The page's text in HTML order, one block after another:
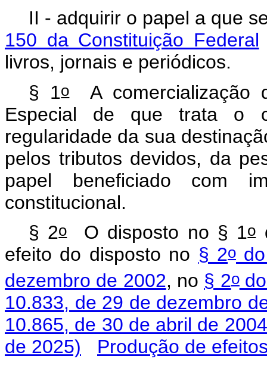
II - adquirir o papel a que
150 da Constituição Federal
livros, jornais e periódicos.
§ 1oA comercialização
Especial de que trata o
regularidade da sua
pelos tributos devidos, da
papel beneficiado com
constitucional.
§ 2oO disposto no § 1o
efeito do disposto no § 2o
dezembro de 2002, no § 2odo
10.833, de 29 de dezembro
10.865, de 30 de abril de
de 2025)
Produção de